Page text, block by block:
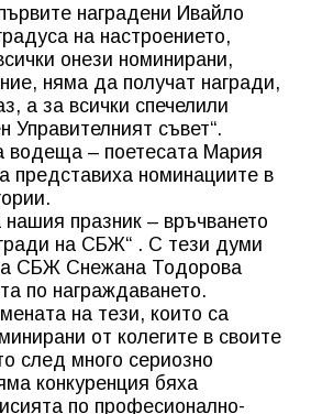
наградени Ивайло
на настроението,
онези номинирани,
няма да получат награди,
а за всички спечелили
Управителният съвет“.
водеща – поетесата Мария
представиха номинациите в
празник – връчването
на СБЖ“ . С тези думи
СБЖ Снежана Тодорова
по награждаването.
на тези, които са
от колегите в своите
след много сериозно
конкуренция бяха
по професионално-